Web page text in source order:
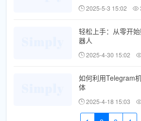
2025-5-3 15:02
轻松上手：从零开
器人
2025-4-30 15:02
如何利用Telegram
体
2025-4-18 15:03